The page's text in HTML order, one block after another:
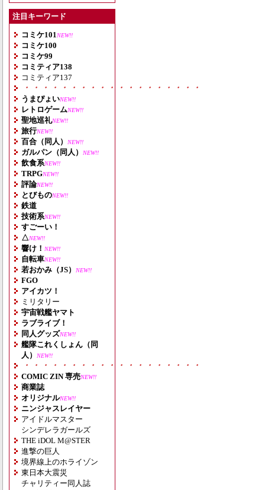
注目キーワード
コミケ101 NEW!!
コミケ100
コミケ99
コミティア138
コミティア137
・・・・・・・・・・・・・・・・・・・
うまぴょいNEW!!
レトロゲームNEW!!
聖地巡礼NEW!!
旅行NEW!!
百合（同人） NEW!!
ガルパン（同人） NEW!!
飲食系NEW!!
TRPGNEW!!
評論NEW!!
とびものNEW!!
鉄道
技術系NEW!!
すごーい！
△NEW!!
響け！ NEW!!
自転車NEW!!
若おかみ（JS） NEW!!
FGO
アイカツ！
ミリタリー
宇宙戦艦ヤマト
ラブライブ！
同人グッズNEW!!
艦隊これくしょん（同
人）
NEW!!
・・・・・・・・・・・・・・・・・・・
COMIC ZIN 専売NEW!!
商業誌
オリジナルNEW!!
ニンジャスレイヤー
アイドルマスター
シンデレラガールズ
THE iDOL M@STER
進撃の巨人
境界線上のホライゾン
東日本大震災
チャリティー同人誌